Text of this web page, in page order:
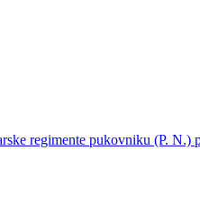
regimente pukovniku (P.